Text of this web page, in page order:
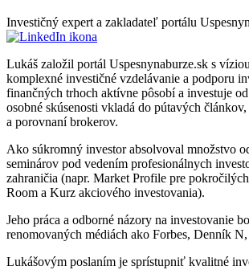
Investičný expert a zakladateľ portálu
Lukáš založil portál Uspesnynaburze.sk s
komplexné investičné vzdelávanie a podporu
finančných trhoch aktívne pôsobí a investuje
osobné skúsenosti vkladá do pútavých
a porovnaní brokerov.
Ako súkromný investor absolvoval množstvo
seminárov pod vedením profesionálnych
zahraničia (napr. Market Profile pre
Room a Kurz akciového investovania).
Jeho práca a odborné názory na investovanie
renomovaných médiách ako Forbes, Denník
Lukášovým poslaním je sprístupniť kvalitné